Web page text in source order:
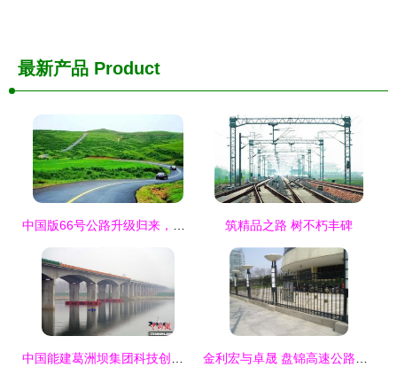
最新产品 Product
筑精品之路 树不朽丰碑